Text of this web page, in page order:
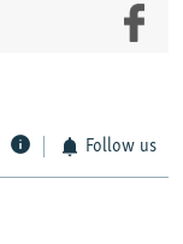
Follow us